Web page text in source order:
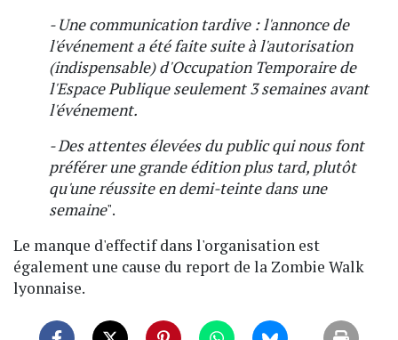
- Une communication tardive : l'annonce de
l'événement a été faite suite à l'autorisation
(indispensable) d'Occupation Temporaire de
l'Espace Publique seulement 3 semaines avant
l'événement.
- Des attentes élevées du public qui nous font
préférer une grande édition plus tard, plutôt
qu'une réussite en demi-teinte dans une
semaine".
Le manque d'effectif dans l'organisation est
également une cause du report de la Zombie Walk
lyonnaise.